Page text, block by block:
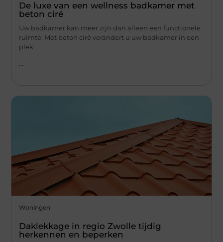
De luxe van een wellness badkamer met
beton ciré
Uw badkamer kan meer zijn dan alleen een functionele
ruimte. Met beton ciré verandert u uw badkamer in een
plek
...
Woningen
Daklekkage in regio Zwolle tijdig
herkennen en beperken